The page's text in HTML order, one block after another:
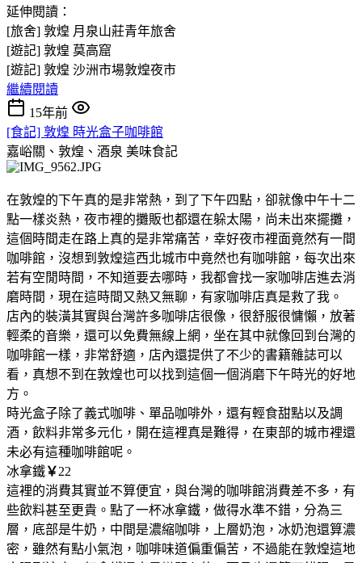
延伸閱讀：
[旅舍] 敦煌 月泉山莊青年旅舍
[遊記] 敦煌 莫高窟
[遊記] 敦煌 沙洲市場敦煌夜市
繼續閱讀
15年前
[食記] 敦煌 時光盒子咖啡館
嘉峪關、敦煌、酒泉 美味食記
在敦煌的下午真的是非常熱，到了下午四點，卻就像中午十二
點一樣炎熱，夜市裡的攤販也都還在躲太陽，尚未出來擺攤，
這個時間走在路上真的是非常痛苦，幸好夜市裡面竟然有一間
咖啡館，沒想到敦煌這西北城市中竟然也有咖啡館，每次出來
若有空閒時間，不知道要去哪時，我都會找一家咖啡店進去消
磨時間，現在這時間又熱又無聊，有家咖啡店真是救了我。
店內的裝潢其實與台灣許多咖啡店很像，很舒服很慵懶，放著
輕柔的音樂，還可以免費無線上網，坐在其中就像回到台灣的
咖啡館一樣，非常舒適，店內還提供了不少的書籍雜誌可以
看，真想不到在敦煌也可以找到這個一個消磨下午時光的好地
方。
時光盒子除了義式咖啡、單品咖啡外，還有輕食甜點以及調
酒，飲料非常多元化，開在這裡真是難得，在東部的城市裡還
未必有這種咖啡館呢。
冰拿鐵￥22
這裡的消費其實並不算便宜，與台灣的咖啡館消費差不多，有
些飲料甚至更貴。點了一杯冰拿鐵，做得水準不錯，分為三
層，底部是牛奶，中間是濃縮咖啡，上層奶泡，冰奶泡還算濃
密，雖然有點小氣泡，咖啡味道偏重偏苦，不過能在敦煌這地